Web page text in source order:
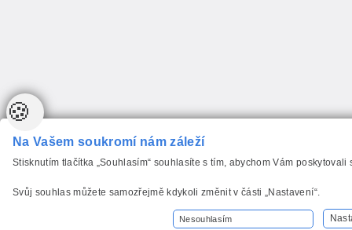
🍪
Na Vašem soukromí nám záleží
Stisknutím tlačítka „Souhlasím“ souhlasíte s tím, abychom Vám
Svůj souhlas můžete samozřejmě kdykoli změnit v části „Nastavení“.
Nesouhlasím